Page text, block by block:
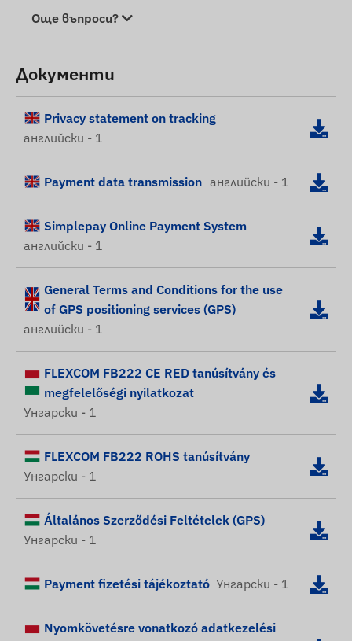
Още въпроси?
Документи
Privacy statement on tracking
английски - 1
Payment data transmission английски - 1
Simplepay Online Payment System
английски - 1
General Terms and Conditions for the use
of GPS positioning services (GPS)
английски - 1
FLEXCOM FB222 CE RED tanúsítvány és
megfelelőségi nyilatkozat
Унгарски - 1
FLEXCOM FB222 ROHS tanúsítvány
Унгарски - 1
Általános Szerződési Feltételek (GPS)
Унгарски - 1
Payment fizetési tájékoztató Унгарски - 1
Nyomkövetésre vonatkozó adatkezelési